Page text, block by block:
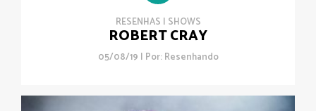
RESENHAS | SHOWS
ROBERT CRAY
05/08/19 | Por:Resenhando